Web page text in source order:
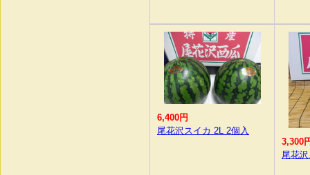
6,400円
尾花沢スイカ 2L 2個入
3,300
尾花